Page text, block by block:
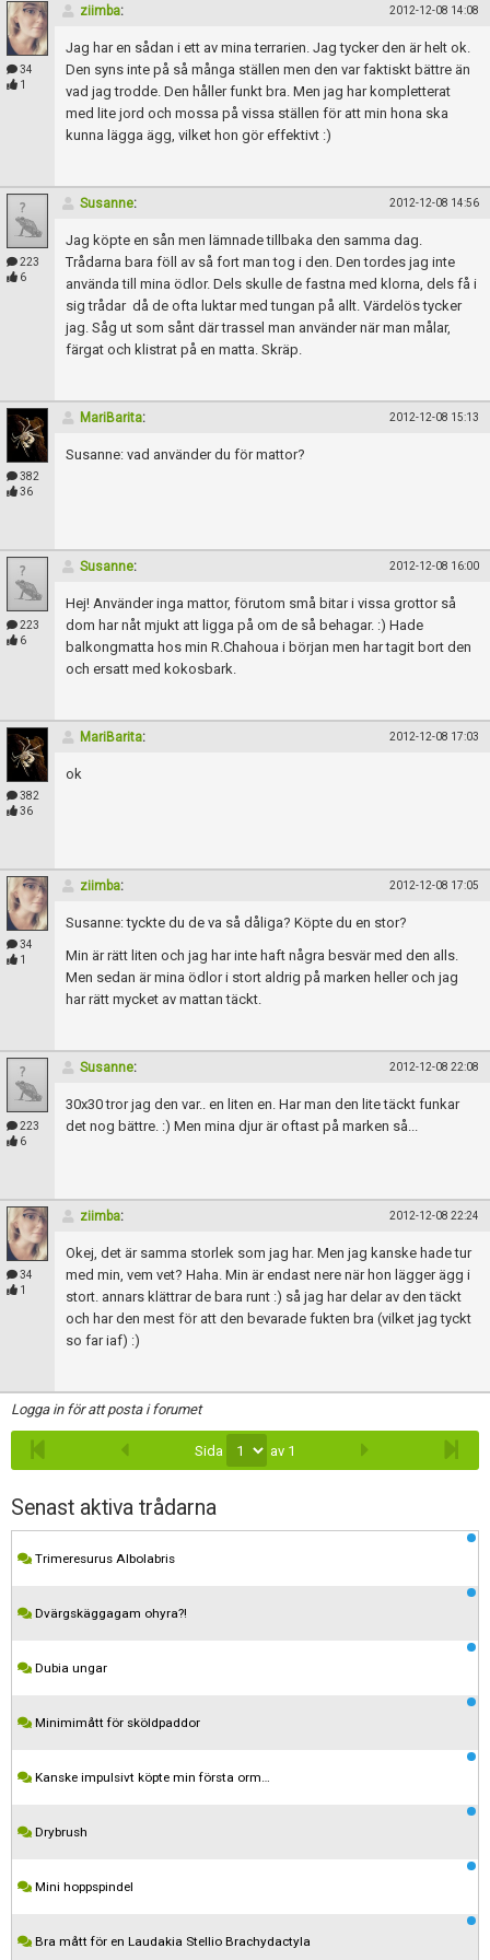
34
1
ziimba: 2012-12-08 14:08
Jag har en sådan i ett av mina terrarien. Jag tycker den är helt ok.
Den syns inte på så många ställen men den var faktiskt bättre än
vad jag trodde. Den håller funkt bra. Men jag har kompletterat
med lite jord och mossa på vissa ställen för att min hona ska
kunna lägga ägg, vilket hon gör effektivt :)
223
6
Susanne: 2012-12-08 14:56
Jag köpte en sån men lämnade tillbaka den samma dag.
Trådarna bara föll av så fort man tog i den. Den tordes jag inte
använda till mina ödlor. Dels skulle de fastna med klorna, dels få i
sig trådar då de ofta luktar med tungan på allt. Värdelös tycker
jag. Såg ut som sånt där trassel man använder när man målar,
färgat och klistrat på en matta. Skräp.
382
36
MariBarita: 2012-12-08 15:13
Susanne: vad använder du för mattor?
223
6
Susanne: 2012-12-08 16:00
Hej! Använder inga mattor, förutom små bitar i vissa grottor så
dom har nåt mjukt att ligga på om de så behagar. :) Hade
balkongmatta hos min R.Chahoua i början men har tagit bort den
och ersatt med kokosbark.
382
36
MariBarita: 2012-12-08 17:03
ok
34
1
ziimba: 2012-12-08 17:05
Susanne: tyckte du de va så dåliga? Köpte du en stor?
Min är rätt liten och jag har inte haft några besvär med den alls.
Men sedan är mina ödlor i stort aldrig på marken heller och jag
har rätt mycket av mattan täckt.
223
6
Susanne: 2012-12-08 22:08
30x30 tror jag den var.. en liten en. Har man den lite täckt funkar
det nog bättre. :) Men mina djur är oftast på marken så...
34
1
ziimba: 2012-12-08 22:24
Okej, det är samma storlek som jag har. Men jag kanske hade tur
med min, vem vet? Haha. Min är endast nere när hon lägger ägg i
stort. annars klättrar de bara runt :) så jag har delar av den täckt
och har den mest för att den bevarade fukten bra (vilket jag tyckt
so far iaf) :)
Logga in för att posta i forumet
Sida av 1
Senast aktiva trådarna
Trimeresurus Albolabris
Dvärgskäggagam ohyra?!
Dubia ungar
Minimimått för sköldpaddor
Kanske impulsivt köpte min första orm…
Drybrush
Mini hoppspindel
Bra mått för en Laudakia Stellio Brachydactyla